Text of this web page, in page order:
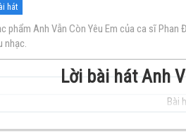
Còn Yêu Em
hát
phẩm Anh Vẫn Còn Yêu Em của ca sĩ
nhạc.
Lời bài hát Anh
Bài